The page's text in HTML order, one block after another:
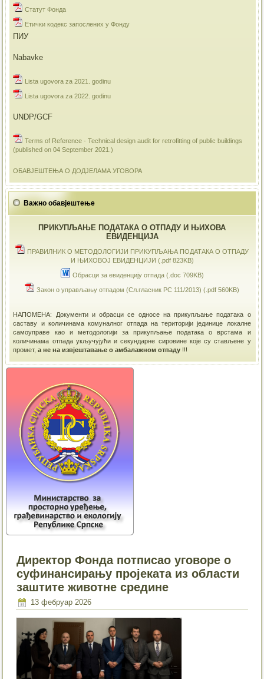
Статут Фонда
Етички кодекс запослених у Фонду
ПИУ
Nabavke
Lista ugovora za 2021. godinu
Lista ugovora za 2022. godinu
UNDP/GCF
Terms of Reference - Technical design audit for retrofitting of public buildings
(published on 04 September 2021.)
ОБАВЈЕШТЕЊА О ДОДЈЕЛАМА УГОВОРА
Важно обавјештење
ПРИКУПЉАЊЕ ПОДАТАКА О ОТПАДУ И ЊИХОВА
ЕВИДЕНЦИЈА
ПРАВИЛНИК О МЕТОДОЛОГИЈИ ПРИКУПЉАЊА ПОДАТАКА О ОТПАДУ
И ЊИХОВОЈ ЕВИДЕНЦИЈИ (.pdf 823KB)
Обрасци за евиденцију отпада (.doc 709KB)
Закон о управљању отпадом (Сл.гласник РС 111/2013) (.pdf 560KB)
НАПОМЕНА: Документи и обрасци се односе на прикупљање података о
саставу и количинама комуналног отпада на територији јединице локалне
самоуправе као и методологији за прикупљање података о врстама и
количинама отпада укључујући и секундарне сировине које су стављене у
промет,а не на извјештавање о амбалажном отпаду !!!
Директор Фонда потписао уговоре о
суфинансирању пројеката из области
заштите животне средине
13 фебруар 2026